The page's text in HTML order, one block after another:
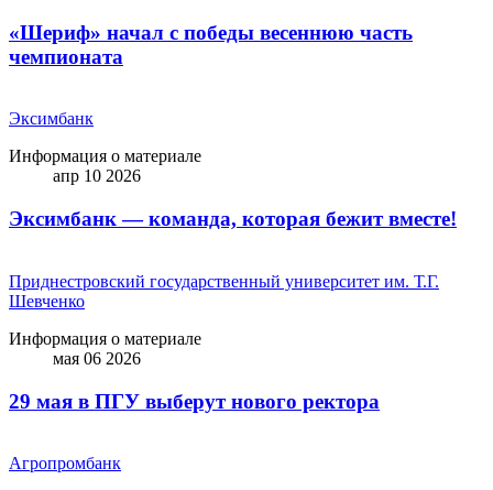
«Шериф» начал с победы весеннюю часть
чемпионата
Эксимбанк
Информация о материале
апр 10 2026
Эксимбанк — команда, которая бежит вместе!
Приднестровский государственный университет им. Т.Г.
Шевченко
Информация о материале
мая 06 2026
29 мая в ПГУ выберут нового ректора
Агропромбанк